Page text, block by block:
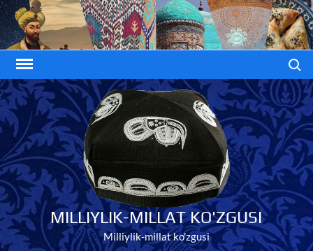
Skip
to
content
MILLIYLIK-MILLAT KO'ZGUSI
Milliylik-millat ko'zgusi